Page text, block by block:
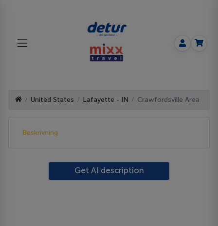
United States Lafayette - IN Crawfordsville Area
Beskrivning
Get AI description